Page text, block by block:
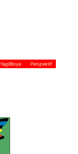
YagliBoya Perspektif